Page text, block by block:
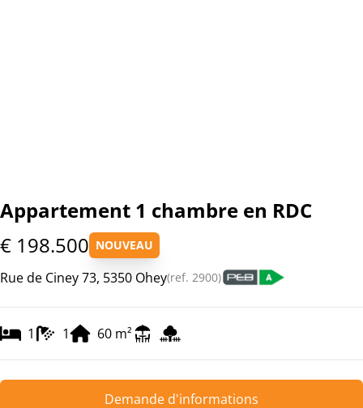
Appartement 1 chambre en RDC
€ 198.500 NOUVEAU
Rue de Ciney 73, 5350 Ohey(ref. 2900)
1 1 60 m²
Demande d'informations